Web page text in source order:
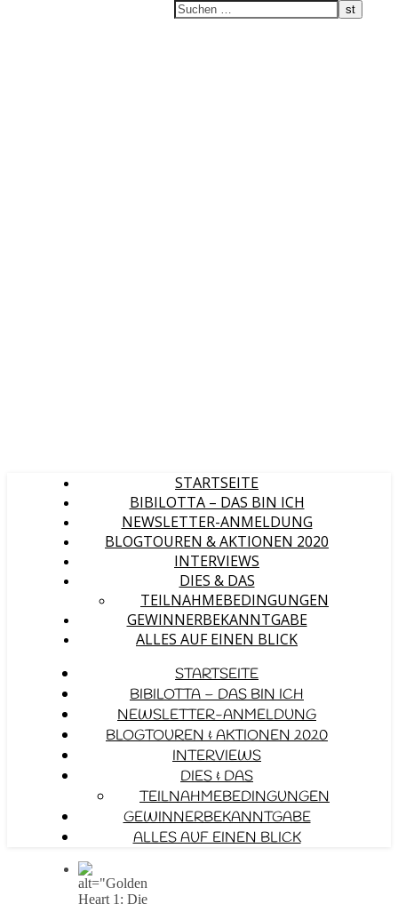
STARTSEITE
BIBILOTTA – DAS BIN ICH
NEWSLETTER-ANMELDUNG
BLOGTOUREN & AKTIONEN 2020
INTERVIEWS
DIES & DAS
TEILNAHMEBEDINGUNGEN
GEWINNERBEKANNTGABE
ALLES AUF EINEN BLICK
STARTSEITE
BIBILOTTA – DAS BIN ICH
NEWSLETTER-ANMELDUNG
BLOGTOUREN & AKTIONEN 2020
INTERVIEWS
DIES & DAS
TEILNAHMEBEDINGUNGEN
GEWINNERBEKANNTGABE
ALLES AUF EINEN BLICK